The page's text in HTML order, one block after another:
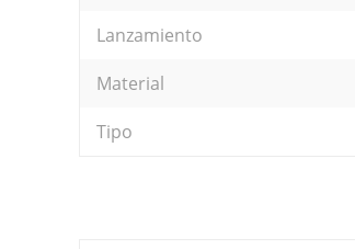
Lanzamiento
Material
Tipo